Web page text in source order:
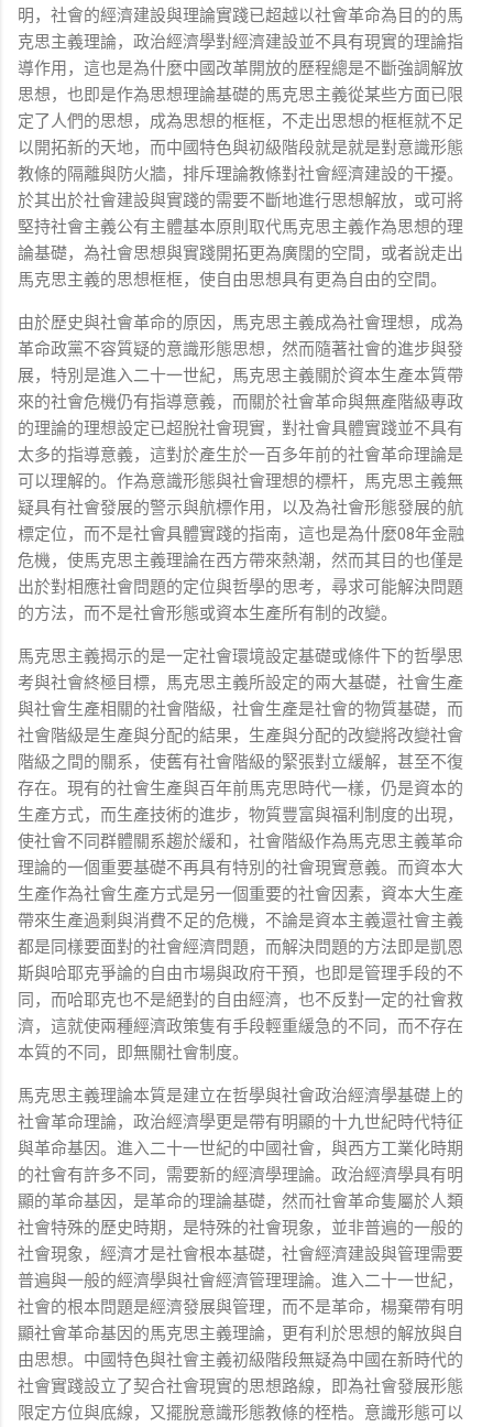
明，社會的經濟建設與理論實踐已超越以社會革命為目的的馬
克思主義理論，政治經濟學對經濟建設並不具有現實的理論指
導作用，這也是為什麼中國改革開放的歷程總是不斷強調解放
思想，也即是作為思想理論基礎的馬克思主義從某些方面已限
定了人們的思想，成為思想的框框，不走出思想的框框就不足
以開拓新的天地，而中國特色與初級階段就是就是對意識形態
教條的隔離與防火牆，排斥理論教條對社會經濟建設的干擾。
於其出於社會建設與實踐的需要不斷地進行思想解放，或可將
堅持社會主義公有主體基本原則取代馬克思主義作為思想的理
論基礎，為社會思想與實踐開拓更為廣闊的空間，或者說走出
馬克思主義的思想框框，使自由思想具有更為自由的空間。
由於歷史與社會革命的原因，馬克思主義成為社會理想，成為
革命政黨不容質疑的意識形態思想，然而隨著社會的進步與發
展，特別是進入二十一世紀，馬克思主義關於資本生產本質帶
來的社會危機仍有指導意義，而關於社會革命與無產階級專政
的理論的理想設定已超脫社會現實，對社會具體實踐並不具有
太多的指導意義，這對於產生於一百多年前的社會革命理論是
可以理解的。作為意識形態與社會理想的標杆，馬克思主義無
疑具有社會發展的警示與航標作用，以及為社會形態發展的航
標定位，而不是社會具體實踐的指南，這也是為什麼08年金融
危機，使馬克思主義理論在西方帶來熱潮，然而其目的也僅是
出於對相應社會問題的定位與哲學的思考，尋求可能解決問題
的方法，而不是社會形態或資本生產所有制的改變。
馬克思主義揭示的是一定社會環境設定基礎或條件下的哲學思
考與社會終極目標，馬克思主義所設定的兩大基礎，社會生產
與社會生產相關的社會階級，社會生產是社會的物質基礎，而
社會階級是生產與分配的結果，生產與分配的改變將改變社會
階級之間的關系，使舊有社會階級的緊張對立緩解，甚至不復
存在。現有的社會生產與百年前馬克思時代一樣，仍是資本的
生產方式，而生產技術的進步，物質豐富與福利制度的出現，
使社會不同群體關系趨於緩和，社會階級作為馬克思主義革命
理論的一個重要基礎不再具有特別的社會現實意義。而資本大
生產作為社會生產方式是另一個重要的社會因素，資本大生產
帶來生產過剩與消費不足的危機，不論是資本主義還社會主義
都是同樣要面對的社會經濟問題，而解決問題的方法即是凱恩
斯與哈耶克爭論的自由市場與政府干預，也即是管理手段的不
同，而哈耶克也不是絕對的自由經濟，也不反對一定的社會救
濟，這就使兩種經濟政策隻有手段輕重緩急的不同，而不存在
本質的不同，即無關社會制度。
馬克思主義理論本質是建立在哲學與社會政治經濟學基礎上的
社會革命理論，政治經濟學更是帶有明顯的十九世紀時代特征
與革命基因。進入二十一世紀的中國社會，與西方工業化時期
的社會有許多不同，需要新的經濟學理論。政治經濟學具有明
顯的革命基因，是革命的理論基礎，然而社會革命隻屬於人類
社會特殊的歷史時期，是特殊的社會現象，並非普遍的一般的
社會現象，經濟才是社會根本基礎，社會經濟建設與管理需要
普遍與一般的經濟學與社會經濟管理理論。進入二十一世紀，
社會的根本問題是經濟發展與管理，而不是革命，楊棄帶有明
顯社會革命基因的馬克思主義理論，更有利於思想的解放與自
由思想。中國特色與社會主義初級階段無疑為中國在新時代的
社會實踐設立了契合社會現實的思想路線，即為社會發展形態
限定方位與底線，又擺脫意識形態教條的桎梏。意識形態可以